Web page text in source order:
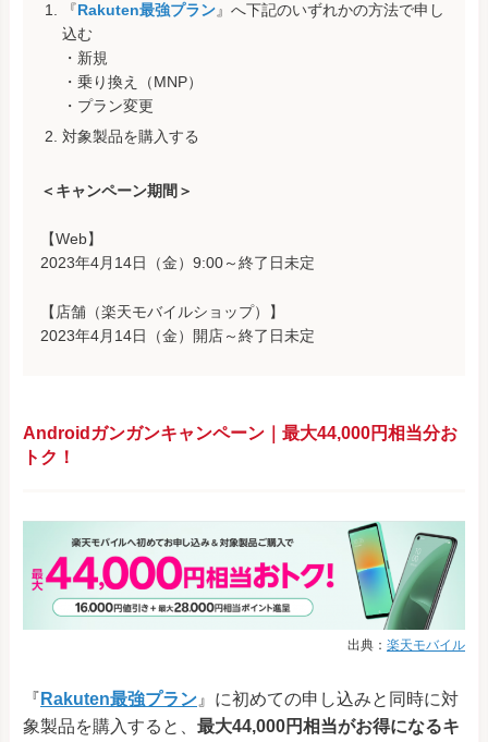
『Rakuten最強プラン』へ下記のいずれかの方法で申し
込む
・新規
・乗り換え（MNP）
・プラン変更
対象製品を購入する
＜キャンペーン期間＞
【Web】
2023年4月14日（金）9:00～終了日未定
【店舗（楽天モバイルショップ）】
2023年4月14日（金）開店～終了日未定
Androidガンガンキャンペーン｜最大44,000円相当分お
トク！
出典： 楽天モバイル
『 Rakuten最強プラン 』に初めての申し込みと同時に対
象製品を購入すると、 最大44,000円相当がお得になるキ